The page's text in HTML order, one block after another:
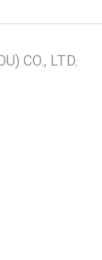
CO., LTD.